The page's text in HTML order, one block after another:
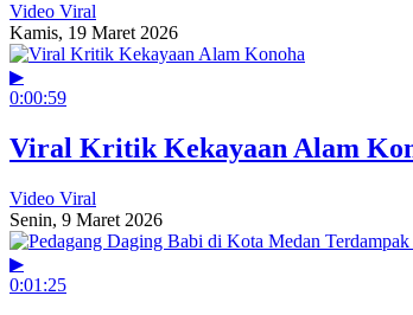
Video Viral
Kamis, 19 Maret 2026
▶
0:00:59
Viral Kritik Kekayaan Alam
Video Viral
Senin, 9 Maret 2026
▶
0:01:25